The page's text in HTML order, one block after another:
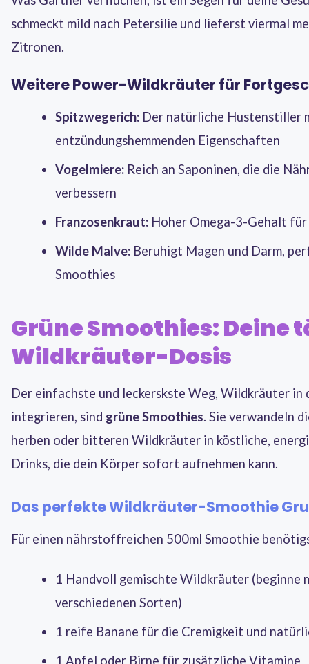
schmeckt mild nach Petersilie und lieferst viermal
Zitronen.
Weitere Power-Wildkräuter für
Spitzwegerich: Der natürliche Hustenstiller
entzündungshemmenden Eigenschaften
Vogelmiere: Reich an Saponinen, die die
verbessern
Franzosenkraut: Hoher Omega-3-Gehalt
Wilde Malve: Beruhigt Magen und Darm,
Smoothies
Grüne Smoothies: Deine
Wildkräuter-Dosis
Der einfachste und leckerskste Weg, Wildkräuter in
integrieren, sind grüne Smoothies. Sie verwandeln
herben oder bitteren Wildkräuter in köstliche,
Drinks, die dein Körper sofort aufnehmen kann.
Das perfekte Wildkräuter-Smoothie
Für einen nährstoffreichen 500ml Smoothie
1 Handvoll gemischte Wildkräuter (beginne
verschiedenen Sorten)
1 reife Banane für die Cremigkeit und
1 Apfel oder Birne für zusätzliche Vitamine